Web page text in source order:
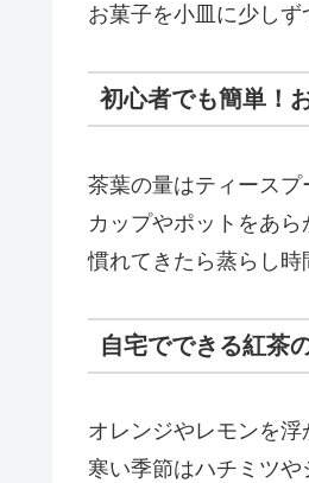
お菓子を小皿に少しず
初心者でも簡単！
茶葉の量はティースプ
カップやポットをあ
慣れてきたら蒸らし時
自宅でできる紅茶
オレンジやレモンを浮
寒い季節はハチミツや